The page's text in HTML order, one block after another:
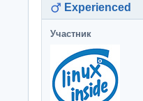
Experienced
Участник